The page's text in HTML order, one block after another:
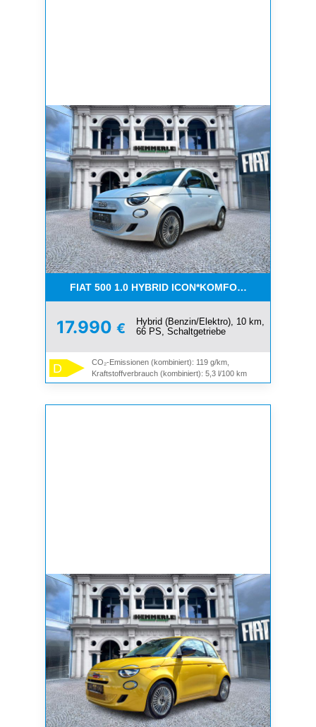
FIAT 500 1.0 HYBRID ICON*KOMFORT
17.990 €
Hybrid (Benzin/Elektro), 10 km,
66 PS, Schaltgetriebe
D
CO₂-Emissionen (kombiniert): 119 g/km,
Kraftstoffverbrauch (kombiniert): 5,3 l/100 km